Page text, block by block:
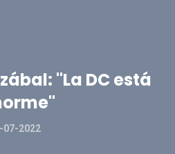
"La DC está
07-2022